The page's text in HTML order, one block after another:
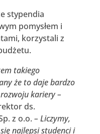
stypendia
pomysłem i
korzystali z
takiego
że to daje bardzo
kariery –
ds.
z o.o. – Liczymy,
najlepsi studenci i